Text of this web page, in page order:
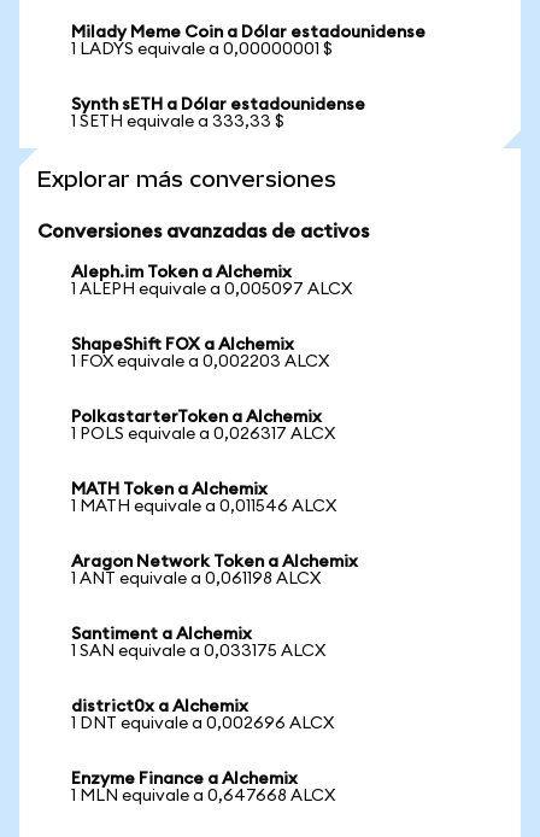
Milady Meme Coin a Dólar estadounidense
1 LADYS equivale a 0,00000001 $
Synth sETH a Dólar estadounidense
1 SETH equivale a 333,33 $
Explorar más conversiones
Conversiones avanzadas de activos
Aleph.im Token a Alchemix
1 ALEPH equivale a 0,005097 ALCX
ShapeShift FOX a Alchemix
1 FOX equivale a 0,002203 ALCX
PolkastarterToken a Alchemix
1 POLS equivale a 0,026317 ALCX
MATH Token a Alchemix
1 MATH equivale a 0,011546 ALCX
Aragon Network Token a Alchemix
1 ANT equivale a 0,061198 ALCX
Santiment a Alchemix
1 SAN equivale a 0,033175 ALCX
district0x a Alchemix
1 DNT equivale a 0,002696 ALCX
Enzyme Finance a Alchemix
1 MLN equivale a 0,647668 ALCX